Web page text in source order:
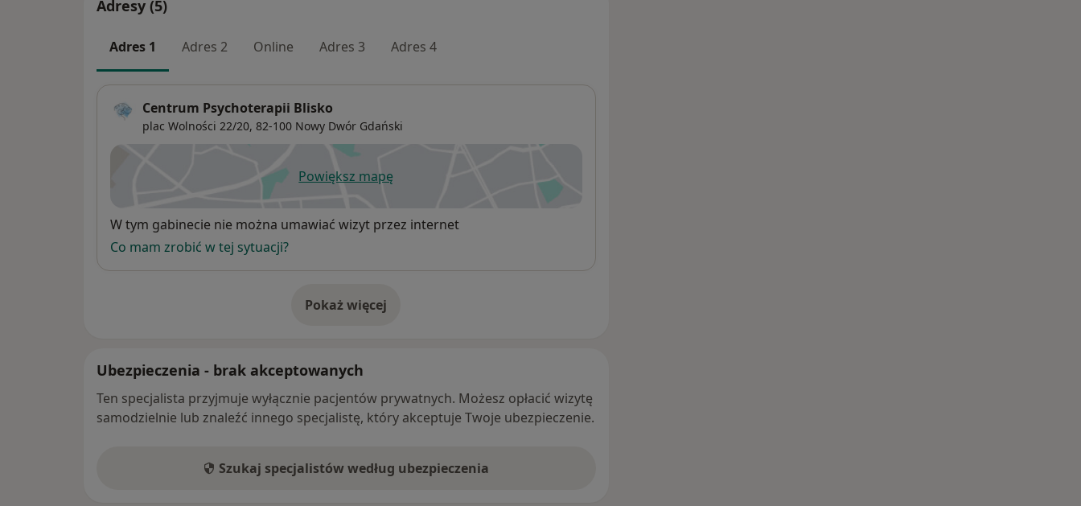
Adresy (5)
Adres 1 Adres 2 Online Adres 3 Adres 4
Centrum Psychoterapii Blisko
plac Wolności 22/20, 82-100 Nowy Dwór Gdański
Powiększ mapęotwiera się w nowej karcie
Dostępność
W tym gabinecie nie można umawiać wizyt przez internet
Co mam zrobić w tej sytuacji?
Pokaż więcej
o adresie
Ubezpieczenia - brak akceptowanych
Ten specjalista przyjmuje wyłącznie pacjentów prywatnych. Możesz opłacić wizytę
samodzielnie lub znaleźć innego specjalistę, który akceptuje Twoje ubezpieczenie.
Szukaj specjalistów według ubezpieczenia